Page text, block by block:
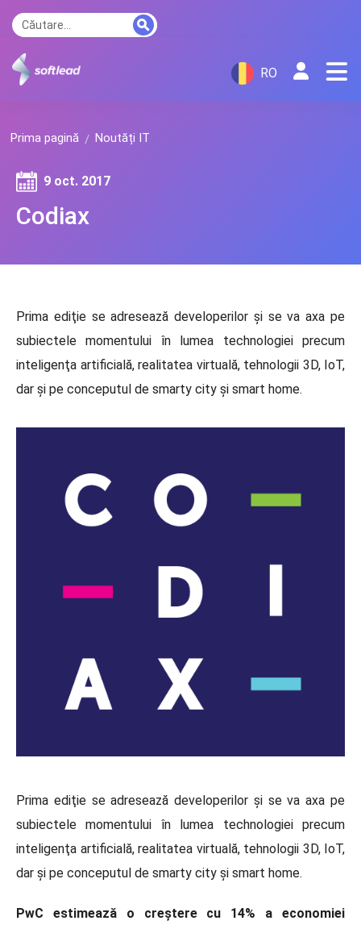
RO
Prima pagină Noutăți IT
Codiax
9 oct. 2017
Prima ediţie se adresează developerilor şi se va axa pe
subiectele momentului în lumea technologiei precum
inteligenţa artificială, realitatea virtuală, tehnologii 3D, IoT,
dar şi pe conceputul de smarty city şi smart home.
Prima ediţie se adresează developerilor şi se va axa pe
subiectele momentului în lumea technologiei precum
inteligenţa artificială, realitatea virtuală, tehnologii 3D, IoT,
dar şi pe conceputul de smarty city şi smart home.
PwC estimează o creștere cu 14% a economiei